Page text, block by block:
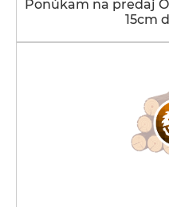
Ponúkam na predaj
15cm